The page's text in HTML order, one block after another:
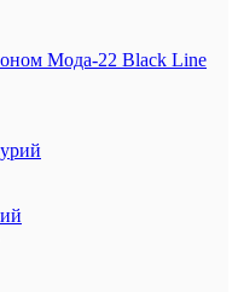
Мода-22 Black Line